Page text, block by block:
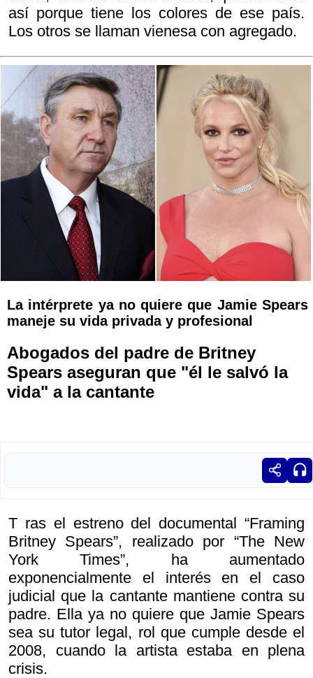
así porque tiene los colores de ese país.
Los otros se llaman vienesa con agregado.
La intérprete ya no quiere que Jamie Spears
maneje su vida privada y profesional
Abogados del padre de Britney
Spears aseguran que "él le salvó la
vida" a la cantante
T ras el estreno del documental “Framing
Britney Spears”, realizado por “The New
York Times”, ha aumentado
exponencialmente el interés en el caso
judicial que la cantante mantiene contra su
padre. Ella ya no quiere que Jamie Spears
sea su tutor legal, rol que cumple desde el
2008, cuando la artista estaba en plena
crisis.